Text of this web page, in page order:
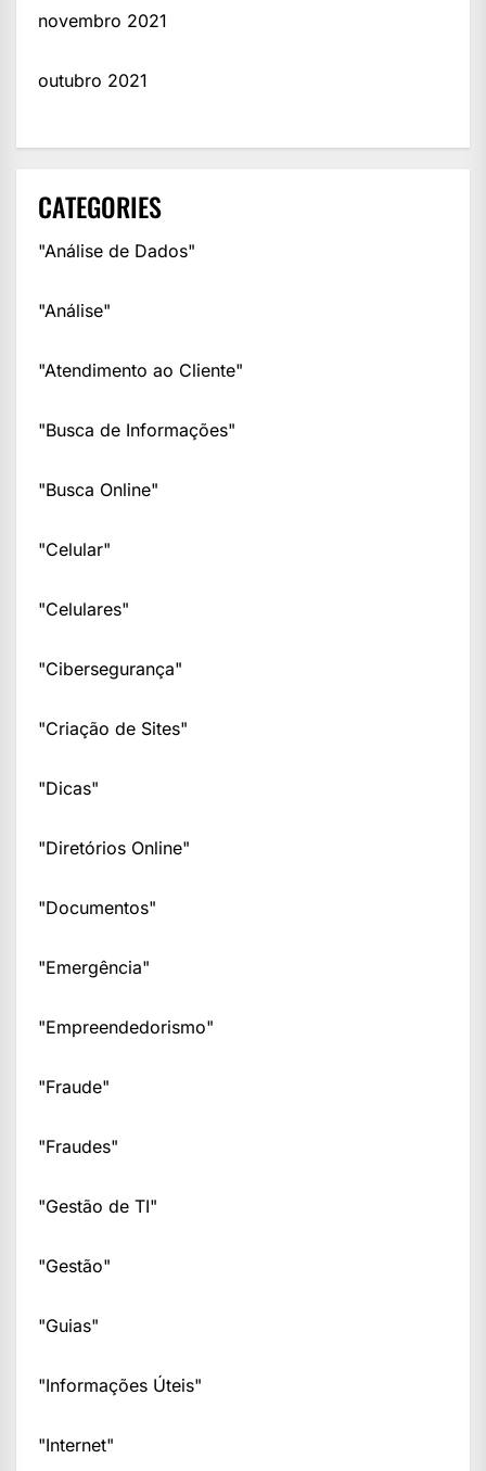
novembro 2021
outubro 2021
CATEGORIES
"Análise de Dados"
"Análise"
"Atendimento ao Cliente"
"Busca de Informações"
"Busca Online"
"Celular"
"Celulares"
"Cibersegurança"
"Criação de Sites"
"Dicas"
"Diretórios Online"
"Documentos"
"Emergência"
"Empreendedorismo"
"Fraude"
"Fraudes"
"Gestão de TI"
"Gestão"
"Guias"
"Informações Úteis"
"Internet"